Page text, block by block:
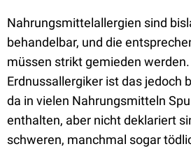
Nahrungsmittelallergien sind
behandelbar, und die
müssen strikt gemieden
Erdnussallergiker ist das jedoch
da in vielen Nahrungsmitteln
enthalten, aber nicht deklariert
schweren, manchmal sogar